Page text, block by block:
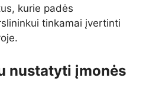
kurie padės
tinkamai įvertinti
nustatyti įmonės